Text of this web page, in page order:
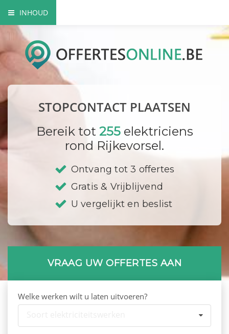
INHOUD
Het nut van extra contactdozen
Waarom beroep doen op een vakman?
Elektriciteitskeuring nodig?
Waar plaats ik mijn stopcontacten?
Hoe vervang ik een contactdoos?
STOPCONTACT PLAATSEN
Bereik tot 255elektriciens
rond Rijkevorsel.
Ontvang tot 3 offertes
Gratis & Vrijblijvend
U vergelijkt en beslist
VRAAG UW OFFERTES AAN
Welke werken wilt u laten uitvoeren?